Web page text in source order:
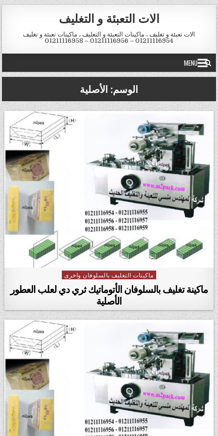
Skip to content
الات التعبئة و التغليف
الات تعبئة و تغليف ، ماكينات التعبئة و التغليف ، ماكينات تعبئة و تغليف
01211116954 – 01211116956 – 01211116958
MENU
الوسم: الأصلية
Posted in
ماكينات التغليف بالسلوفان واخرى
ماكينة تغليف بالسلوفان الأتوماتيك ثري دي لعلب العطور
الأصلية